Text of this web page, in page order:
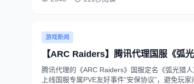
游戏新闻
【ARC Raiders】腾讯代理国服《弧
腾讯代理的《ARC Raiders》国服定名《弧光猎
上线国服专属PVE友好事件“安保协议”，避免玩家